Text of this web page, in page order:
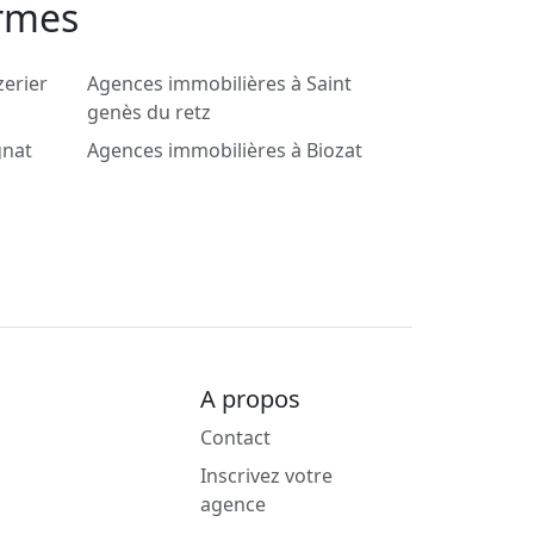
Agences immobilières à Saint
genès du retz
Agences immobilières à Biozat
A propos
Contact
Inscrivez votre
agence